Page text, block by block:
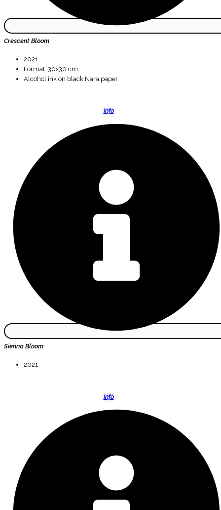
Crescent Bloom
2021
Format: 30x30 cm
Alcohol ink on black Nara paper.
Info
Sienna Bloom
2021
Info